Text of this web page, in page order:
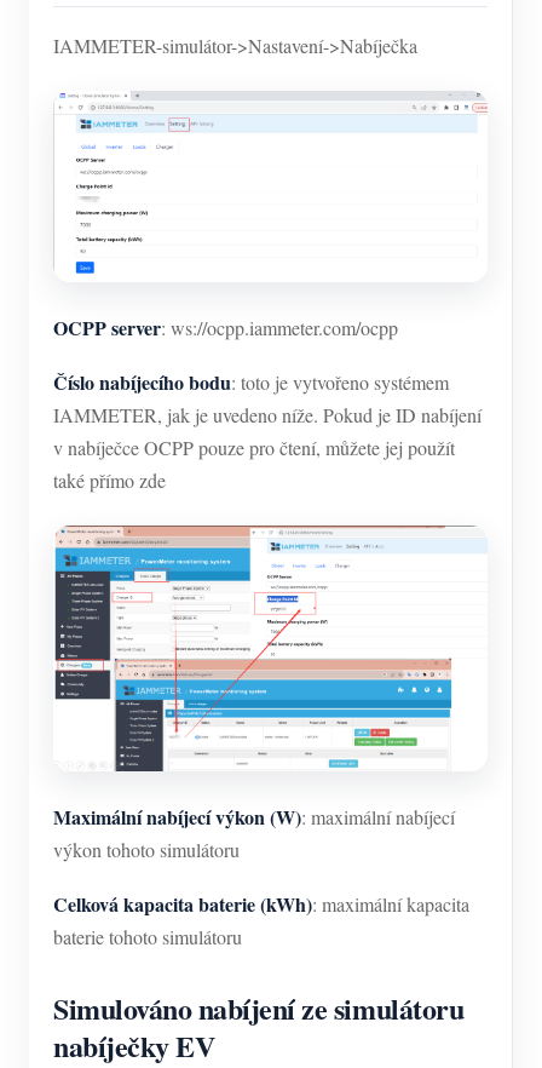
IAMMETER-simulátor->Nastavení->Nabíječka
OCPP server: ws://ocpp.iammeter.com/ocpp
Číslo nabíjecího bodu: toto je vytvořeno systémem
IAMMETER, jak je uvedeno níže. Pokud je ID nabíjení
v nabíječce OCPP pouze pro čtení, můžete jej použít
také přímo zde
Maximální nabíjecí výkon (W): maximální nabíjecí
výkon tohoto simulátoru
Celková kapacita baterie (kWh): maximální kapacita
baterie tohoto simulátoru
Simulováno nabíjení ze simulátoru
nabíječky EV